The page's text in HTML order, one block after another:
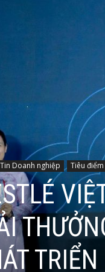
Doanh nghiệp Tiêu điểm